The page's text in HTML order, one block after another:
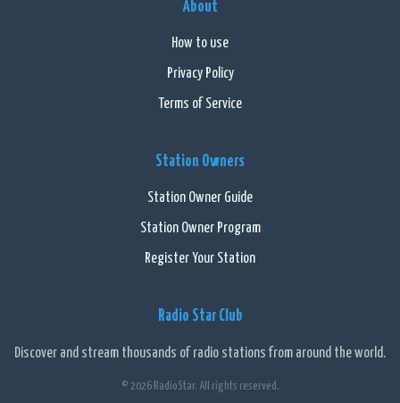
About
How to use
Privacy Policy
Terms of Service
Station Owners
Station Owner Guide
Station Owner Program
Register Your Station
Radio Star Club
Discover and stream thousands of radio stations from around the world.
© 2026 RadioStar. All rights reserved.